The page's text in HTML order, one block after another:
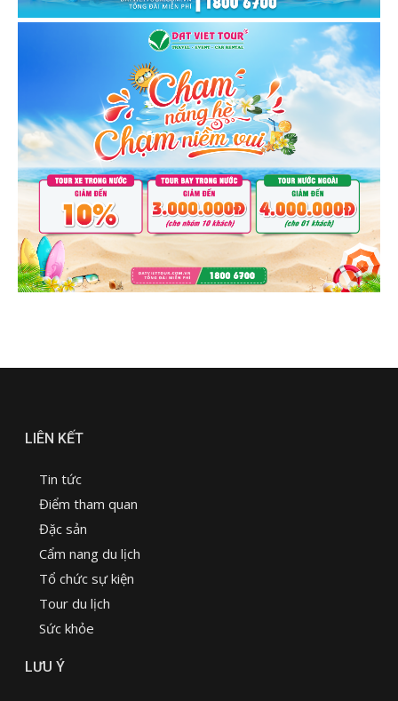
LIÊN KẾT
Tin tức
Điểm tham quan
Đặc sản
Cẩm nang du lịch
Tổ chức sự kiện
Tour du lịch
Sức khỏe
LƯU Ý